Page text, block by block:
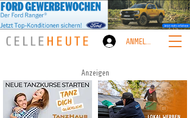
ANMELDEN
Anzeigen